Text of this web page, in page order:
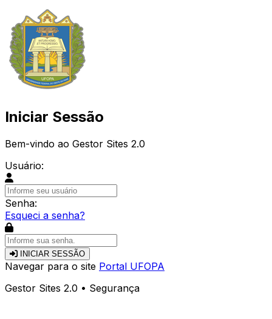
Iniciar Sessão
Bem-vindo ao Gestor Sites 2.0
Usuário:
Senha:
Esqueci a senha?
INICIAR SESSÃO
Navegar para o site Portal UFOPA
Gestor Sites 2.0 • Segurança